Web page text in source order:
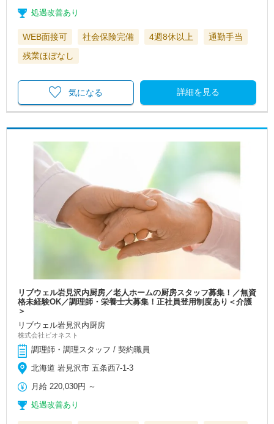
処遇改善あり
WEB面接可 社会保険完備 4週8休以上
通勤手当
残業ほぼなし
詳細を見る
気になる
リブウェル岩見沢内厨房／老人ホームの厨房スタッフ募集！／無資
格未経験OK／調理師・栄養士大募集！正社員登用制度あり＜介護
＞
リブウェル岩見沢内厨房
株式会社ビオネスト
調理師・調理スタッフ / 契約職員
北海道 岩見沢市 五条西7-1-3
月給 220,030円 ～
処遇改善あり